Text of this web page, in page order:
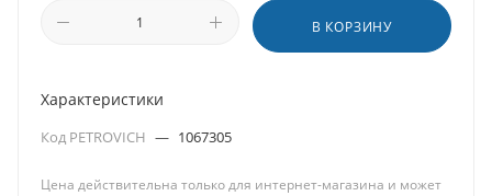
В КОРЗИНУ
Характеристики
Код PETROVICH — 1067305
Цена действительна только для интернет-магазина и может